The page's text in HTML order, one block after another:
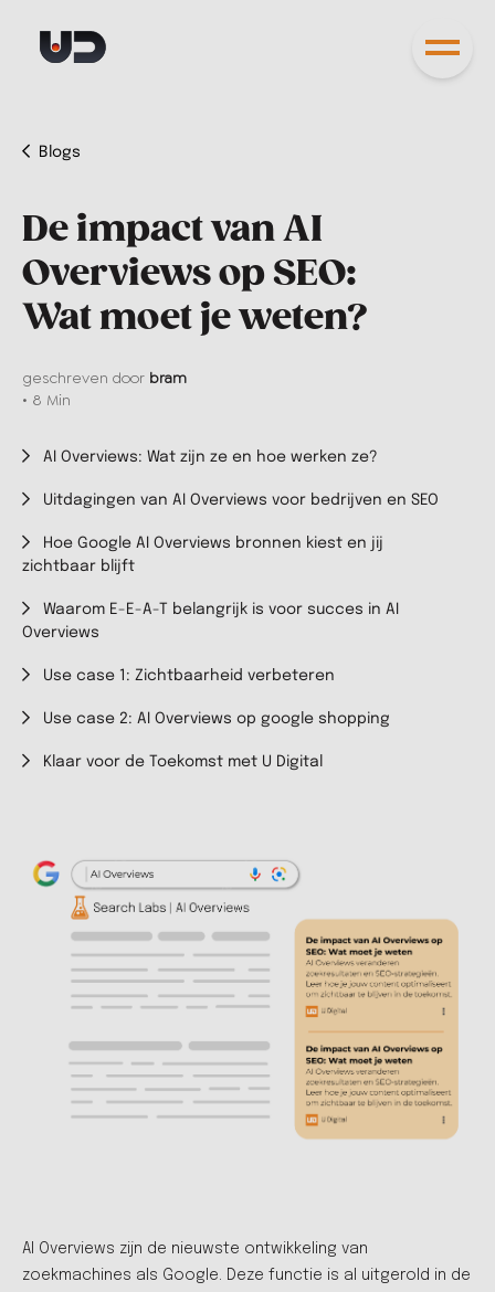
Blogs
De impact van AI
Overviews op SEO:
Wat moet je weten?
geschreven door bram
• 8 Min
AI Overviews: Wat zijn ze en hoe werken ze?
Uitdagingen van AI Overviews voor bedrijven en SEO
Hoe Google AI Overviews bronnen kiest en jij
zichtbaar blijft
Waarom E-E-A-T belangrijk is voor succes in AI
Overviews
Use case 1: Zichtbaarheid verbeteren
Use case 2: AI Overviews op google shopping
Klaar voor de Toekomst met U Digital
AI Overviews zijn de nieuwste ontwikkeling van
zoekmachines als Google. Deze functie is al uitgerold in de